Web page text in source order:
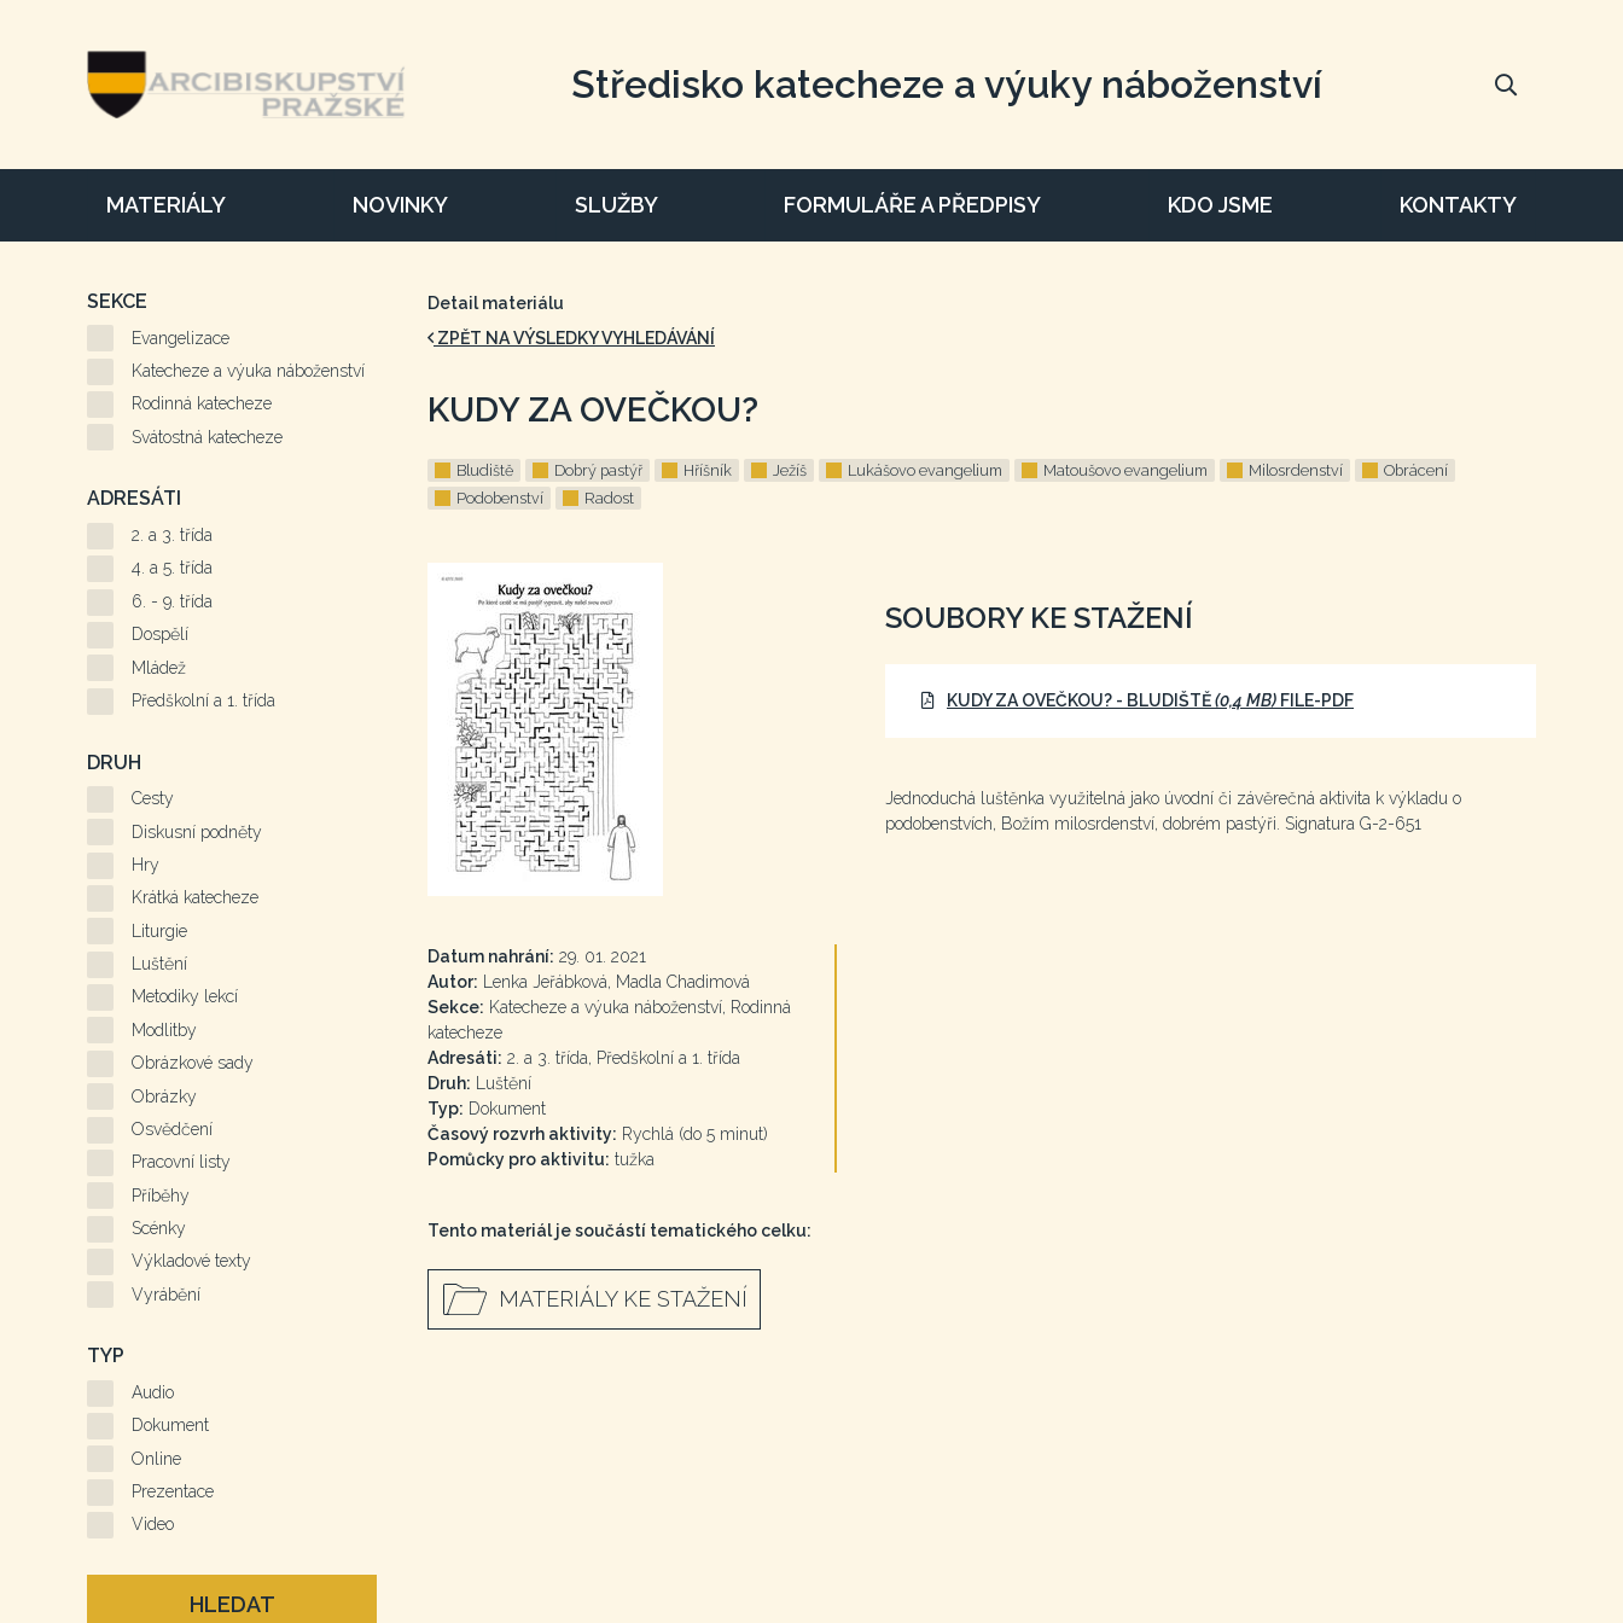
Středisko katecheze a výuky náboženství
MATERIÁLY NOVINKY SLUŽBY FORMULÁŘE A PŘEDPISY KDO JSME KONTAKTY
Detail materiálu
ZPĚT NA VÝSLEDKY VYHLEDÁVÁNÍ
KUDY ZA OVEČKOU?
Bludiště Dobrý pastýř Hříšník Ježíš Lukášovo evangelium Matoušovo evangelium Milosrdenství
Obrácení
Podobenství
Radost
Datum nahrání: 29. 01. 2021
Autor: Lenka Jeřábková, Madla Chadimová
Sekce: Katecheze a výuka náboženství, Rodinná
katecheze
Adresáti: 2. a 3. třída, Předškolní a 1. třída
Druh: Luštění
Typ: Dokument
Časový rozvrh aktivity: Rychlá (do 5 minut)
Pomůcky pro aktivitu: tužka
Tento materiál je součástí tematického celku:
MATERIÁLY KE STAŽENÍ
SOUBORY KE STAŽENÍ
KUDY ZA OVEČKOU? - BLUDIŠTĚ(0,4 MB) FILE-PDF
Jednoduchá luštěnka využitelná jako úvodní či závěrečná aktivita k výkladu o
podobenstvích, Božím milosrdenství, dobrém pastýři. Signatura G-2-651
SEKCE
Evangelizace
Katecheze a výuka náboženství
Rodinná katecheze
Svátostná katecheze
ADRESÁTI
2. a 3. třída
4. a 5. třída
6. - 9. třída
Dospělí
Mládež
Předškolní a 1. třída
DRUH
Cesty
Diskusní podněty
Hry
Krátká katecheze
Liturgie
Luštění
Metodiky lekcí
Modlitby
Obrázkové sady
Obrázky
Osvědčení
Pracovní listy
Příběhy
Scénky
Výkladové texty
Vyrábění
TYP
Audio
Dokument
Online
Prezentace
Video
HLEDAT